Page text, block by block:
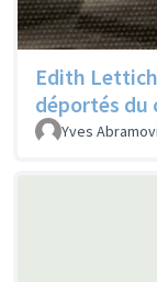
Edith
déportés du
Yves